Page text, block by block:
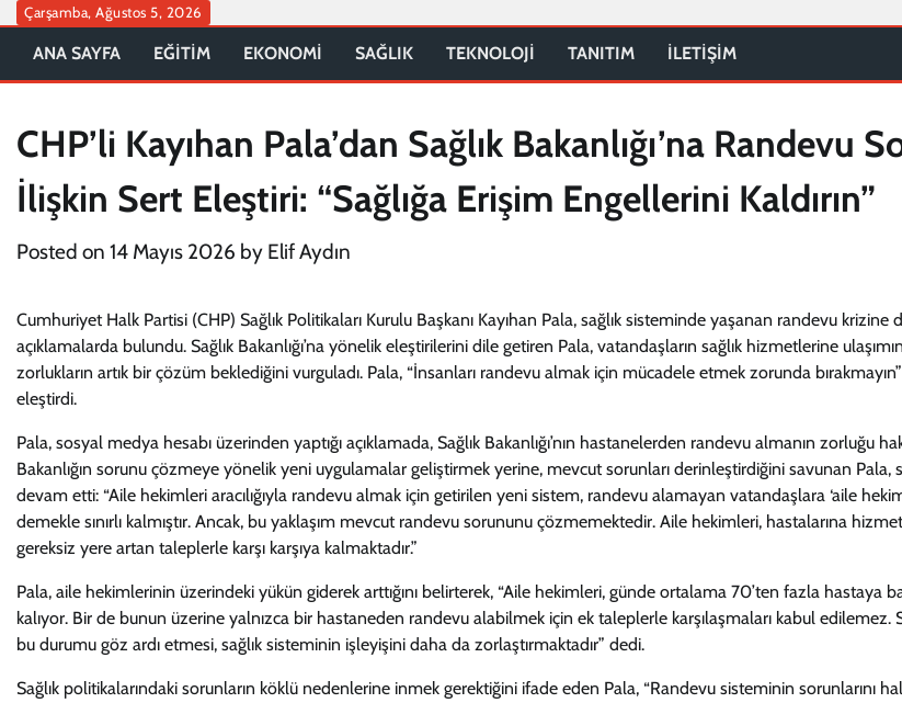
Skip
content
Çarşamba, Ağustos 5, 2026
ANA SAYFA EĞİTİM EKONOMİ SAĞLIK TEKNOLOJİ TANITIM İLETİŞİM
CHP’li Kayıhan Pala’dan Sağlık Bakanlığı’na Randevu
İlişkin Sert Eleştiri: “Sağlığa Erişim Engellerini Kaldırın”
Posted on 14 Mayıs 2026 by Elif Aydın
Cumhuriyet Halk Partisi (CHP) Sağlık Politikaları Kurulu Başkanı Kayıhan Pala, sağlık sisteminde yaşanan randevu krizine
açıklamalarda bulundu. Sağlık Bakanlığı’na yönelik eleştirilerini dile getiren Pala, vatandaşların sağlık hizmetlerine
zorlukların artık bir çözüm beklediğini vurguladı. Pala, “İnsanları randevu almak için mücadele etmek zorunda
eleştirdi.
Pala, sosyal medya hesabı üzerinden yaptığı açıklamada, Sağlık Bakanlığı’nın hastanelerden randevu almanın zorluğu
Bakanlığın sorunu çözmeye yönelik yeni uygulamalar geliştirmek yerine, mevcut sorunları derinleştirdiğini savunan Pala,
devam etti: “Aile hekimleri aracılığıyla randevu almak için getirilen yeni sistem, randevu alamayan vatandaşlara ‘aile
demekle sınırlı kalmıştır. Ancak, bu yaklaşım mevcut randevu sorununu çözmemektedir. Aile hekimleri, hastalarına
gereksiz yere artan taleplerle karşı karşıya kalmaktadır.”
Pala, aile hekimlerinin üzerindeki yükün giderek arttığını belirterek, “Aile hekimleri, günde ortalama 70’ten fazla hastaya
kalıyor. Bir de bunun üzerine yalnızca bir hastaneden randevu alabilmek için ek taleplerle karşılaşmaları kabul edilemez.
bu durumu göz ardı etmesi, sağlık sisteminin işleyişini daha da zorlaştırmaktadır” dedi.
Sağlık politikalarındaki sorunların köklü nedenlerine inmek gerektiğini ifade eden Pala, “Randevu sisteminin sorunlarını